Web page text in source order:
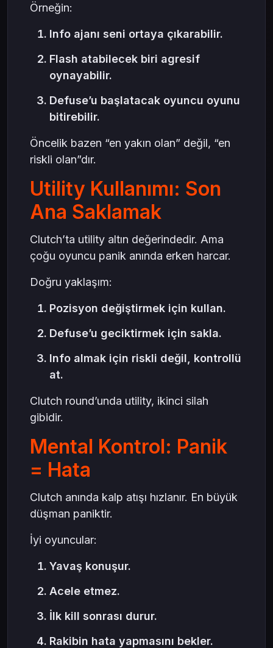
Örneğin:
Info ajanı seni ortaya çıkarabilir.
Flash atabilecek biri agresif
oynayabilir.
Defuse’u başlatacak oyuncu oyunu
bitirebilir.
Öncelik bazen “en yakın olan” değil, “en
riskli olan”dır.
Utility Kullanımı: Son
Ana Saklamak
Clutch’ta utility altın değerindedir. Ama
çoğu oyuncu panik anında erken harcar.
Doğru yaklaşım:
Pozisyon değiştirmek için kullan.
Defuse’u geciktirmek için sakla.
Info almak için riskli değil, kontrollü
at.
Clutch round’unda utility, ikinci silah
gibidir.
Mental Kontrol: Panik
= Hata
Clutch anında kalp atışı hızlanır. En büyük
düşman paniktir.
İyi oyuncular:
Yavaş konuşur.
Acele etmez.
İlk kill sonrası durur.
Rakibin hata yapmasını bekler.